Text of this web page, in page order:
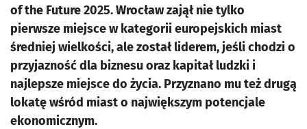
of the Future 2025. Wrocław zajął nie tylko
pierwsze miejsce w kategorii europejskich miast
średniej wielkości, ale został liderem, jeśli chodzi o
przyjazność dla biznesu oraz kapitał ludzki i
najlepsze miejsce do życia. Przyznano mu też drugą
lokatę wśród miast o największym potencjale
ekonomicznym.